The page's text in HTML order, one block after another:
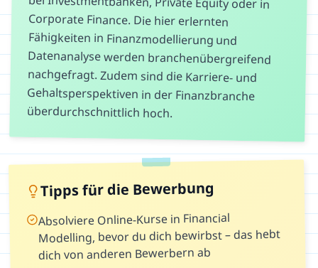
überdurchschnittlich hoch.
Tipps für die Bewerbung
Absolviere Online-Kurse in Financial
Modelling, bevor du dich bewirbst – das hebt
dich von anderen Bewerbern ab